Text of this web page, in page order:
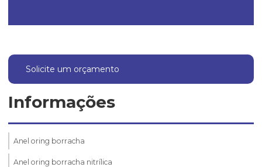
Solicite um orçamento
Informações
Anel oring borracha
Anel oring borracha nitrílica